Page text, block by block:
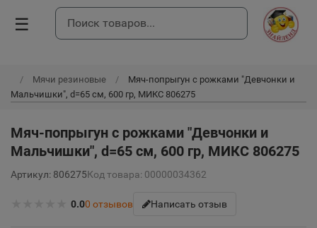
☰
Мячи резиновые
Мяч-попрыгун с рожками "Девчонки и
Мальчишки", d=65 см, 600 гр, МИКС 806275
Мяч-попрыгун с рожками "Девчонки и
Мальчишки", d=65 см, 600 гр, МИКС 806275
Артикул: 806275Код товара: 00000034362
0.00 отзывов Написать отзыв